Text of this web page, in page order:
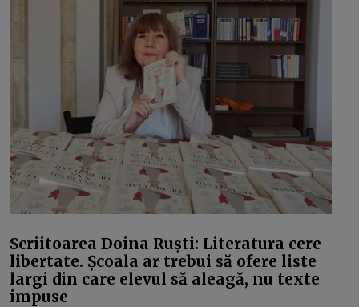
Scriitoarea Doina Ruști: Literatura cere
libertate. Școala ar trebui să ofere liste
largi din care elevul să aleagă, nu texte
impuse